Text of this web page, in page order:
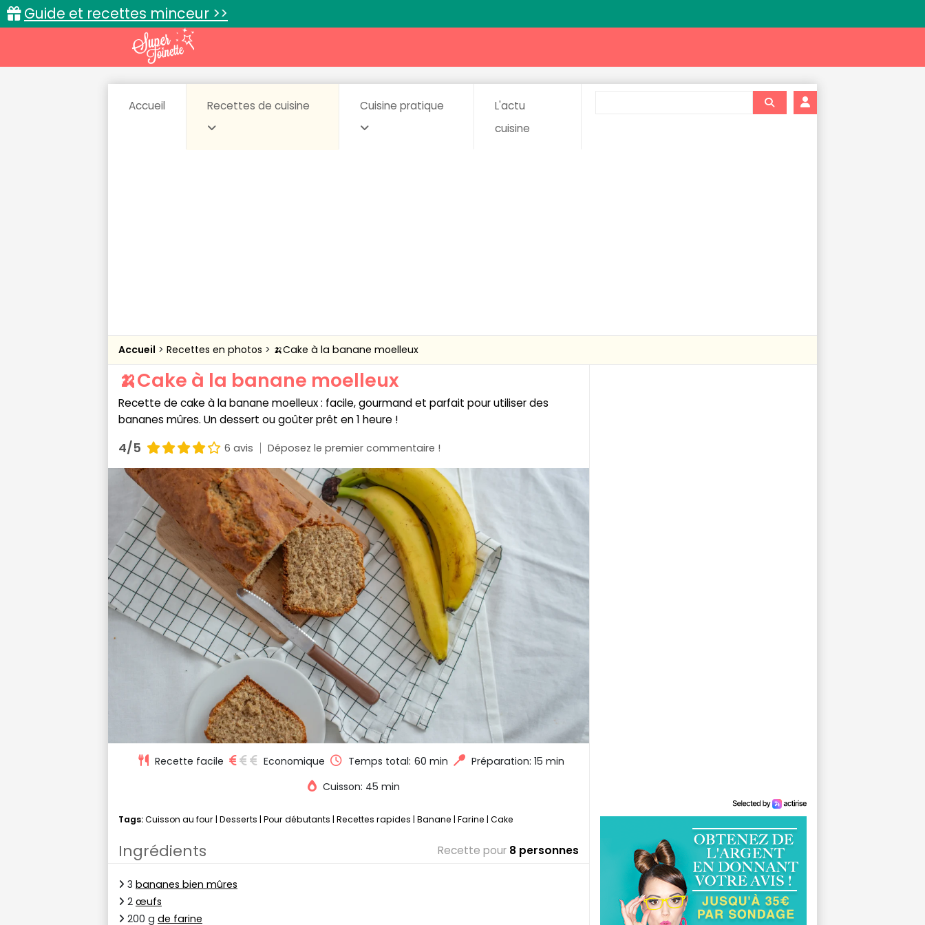
Guide et recettes minceur >>
Accueil Recettes de cuisine Cuisine pratique
L'actu
cuisine
Accueil Recettes en photos 🍌Cake à la banane moelleux
🍌Cake à la banane moelleux
Recette de cake à la banane moelleux : facile, gourmand et parfait pour utiliser des
bananes mûres. Un dessert ou goûter prêt en 1 heure !
4/5 6 avis Déposez le premier commentaire !
Recette facile Economique Temps total: 60 min
Préparation: 15 min
Cuisson: 45 min
Tags:Cuisson au four | Desserts | Pour débutants | Recettes rapides | Banane | Farine | Cake
Ingrédients Recette pour 8 personnes
3 bananes bien mûres
2 œufs
200 g de farine